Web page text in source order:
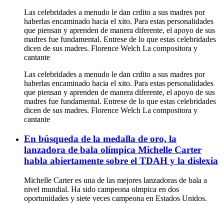
Las celebridades a menudo le dan crdito a sus madres por
haberlas encaminado hacia el xito. Para estas personalidades
que piensan y aprenden de manera diferente, el apoyo de sus
madres fue fundamental. Entrese de lo que estas celebridades
dicen de sus madres. Florence Welch La compositora y
cantante
Las celebridades a menudo le dan crdito a sus madres por
haberlas encaminado hacia el xito. Para estas personalidades
que piensan y aprenden de manera diferente, el apoyo de sus
madres fue fundamental. Entrese de lo que estas celebridades
dicen de sus madres. Florence Welch La compositora y
cantante
En búsqueda de la medalla de oro, la
lanzadora de bala olímpica Michelle Carter
habla abiertamente sobre el TDAH y la dislexia
Michelle Carter es una de las mejores lanzadoras de bala a
nivel mundial. Ha sido campeona olmpica en dos
oportunidades y siete veces campeona en Estados Unidos.